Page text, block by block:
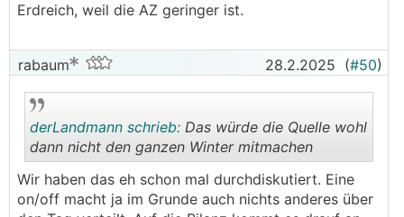
Erdreich, weil die AZ geringer ist.
rabaum 28.2.2025 (#50)
..
derLandmann schrieb: Das würde die Quelle wohl
dann nicht den ganzen Winter mitmachen
Wir haben das eh schon mal durchdiskutiert. Eine
on/off macht ja im Grunde auch nichts anderes über